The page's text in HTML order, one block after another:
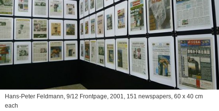
Hans-Peter Feldmann, 9/12 Frontpage, 2001, 151 newspapers, 60 x 40 cm
each